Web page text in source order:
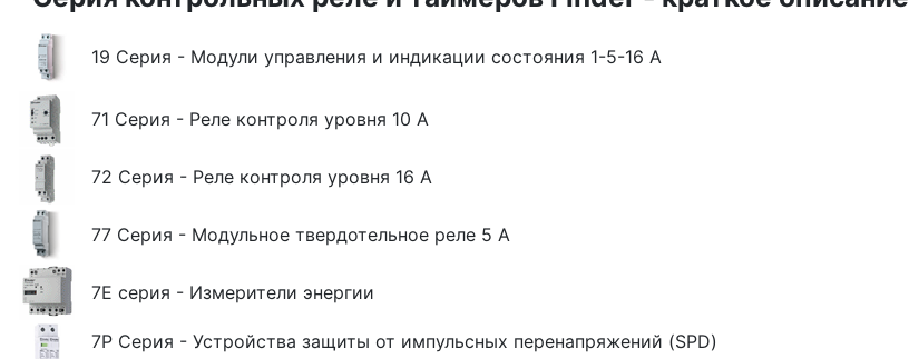
19 Серия - Модули управления и индикации состояния 1-5-16 А
71 Серия - Реле контроля уровня 10 А
72 Серия - Реле контроля уровня 16 A
77 Серия - Модульное твердотельное реле 5 A
7E серия - Измерители энергии
7P Серия - Устройства защиты от импульсных перенапряжений (SPD)